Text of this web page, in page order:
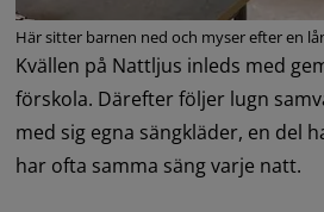
Här sitter barnen ned och myser efter en
Kvällen på Nattljus inleds med
förskola. Därefter följer lugn
med sig egna sängkläder, en del
har ofta samma säng varje natt.